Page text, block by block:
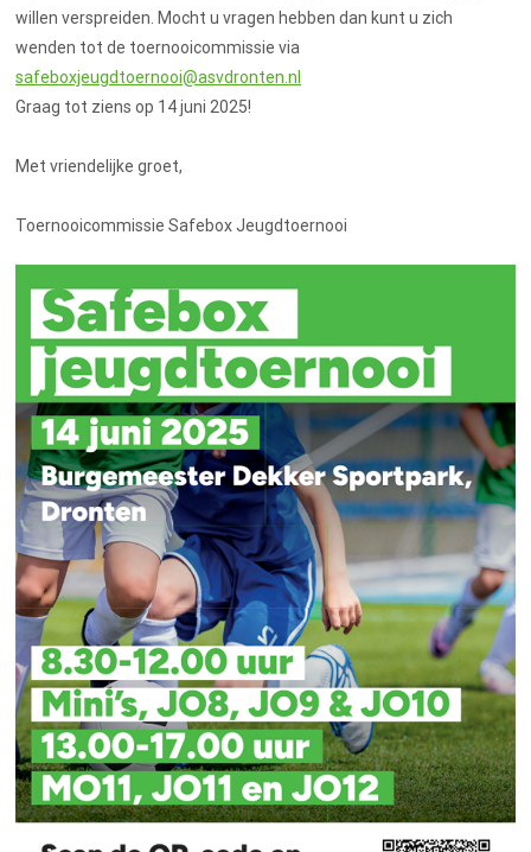
willen verspreiden. Mocht u vragen hebben dan kunt u zich
wenden tot de toernooicommissie via
safeboxjeugdtoernooi@asvdronten.nl
Graag tot ziens op 14 juni 2025!
Met vriendelijke groet,
Toernooicommissie Safebox Jeugdtoernooi